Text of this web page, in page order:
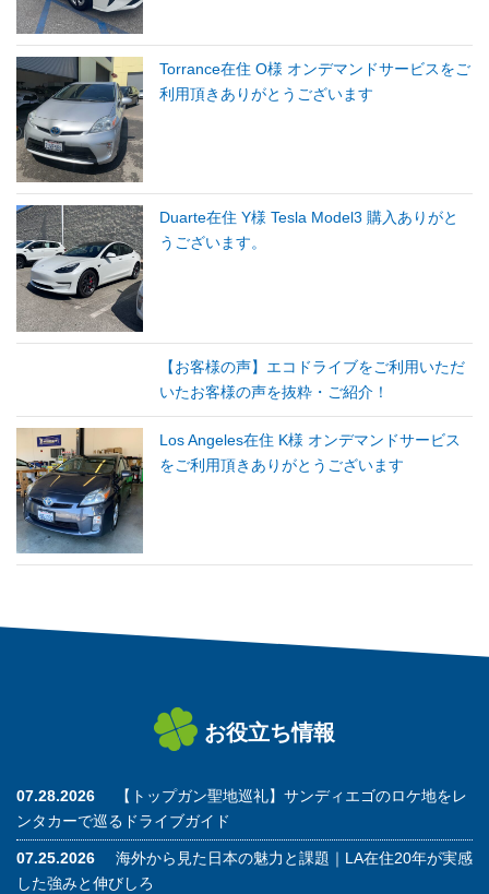
Torrance在住 O様 オンデマンドサービスをご
利用頂きありがとうございます
Duarte在住 Y様 Tesla Model3 購入ありがと
うございます。
【お客様の声】エコドライブをご利用いただ
いたお客様の声を抜粋・ご紹介！
Los Angeles在住 K様 オンデマンドサービス
をご利用頂きありがとうございます
お役立ち情報
07.28.2026
【トップガン聖地巡礼】サンディエゴのロケ地をレ
ンタカーで巡るドライブガイド
07.25.2026
海外から見た日本の魅力と課題｜LA在住20年が実感
した強みと伸びしろ